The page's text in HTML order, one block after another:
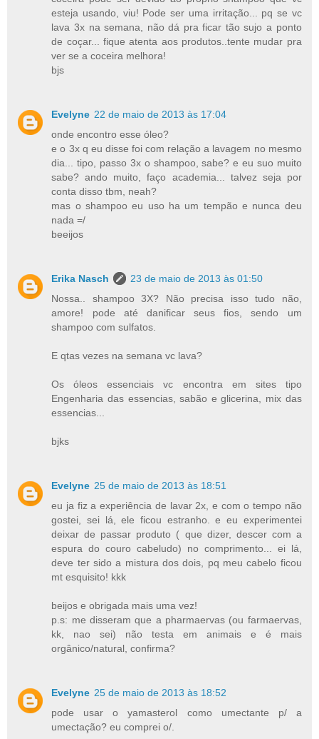
esteja usando, viu! Pode ser uma irritação... pq se vc
lava 3x na semana, não dá pra ficar tão sujo a ponto
de coçar... fique atenta aos produtos..tente mudar pra
ver se a coceira melhora!
bjs
Evelyne 22 de maio de 2013 às 17:04
onde encontro esse óleo?
e o 3x q eu disse foi com relação a lavagem no mesmo
dia... tipo, passo 3x o shampoo, sabe? e eu suo muito
sabe? ando muito, faço academia... talvez seja por
conta disso tbm, neah?
mas o shampoo eu uso ha um tempão e nunca deu
nada =/
beeijos
Erika Nasch
23 de maio de 2013 às 01:50
Nossa.. shampoo 3X? Não precisa isso tudo não,
amore! pode até danificar seus fios, sendo um
shampoo com sulfatos.
E qtas vezes na semana vc lava?
Os óleos essenciais vc encontra em sites tipo
Engenharia das essencias, sabão e glicerina, mix das
essencias...
bjks
Evelyne 25 de maio de 2013 às 18:51
eu ja fiz a experiência de lavar 2x, e com o tempo não
gostei, sei lá, ele ficou estranho. e eu experimentei
deixar de passar produto ( que dizer, descer com a
espura do couro cabeludo) no comprimento... ei lá,
deve ter sido a mistura dos dois, pq meu cabelo ficou
mt esquisito! kkk
beijos e obrigada mais uma vez!
p.s: me disseram que a pharmaervas (ou farmaervas,
kk, nao sei) não testa em animais e é mais
orgânico/natural, confirma?
Evelyne 25 de maio de 2013 às 18:52
pode usar o yamasterol como umectante p/ a
umectação? eu comprei o/.